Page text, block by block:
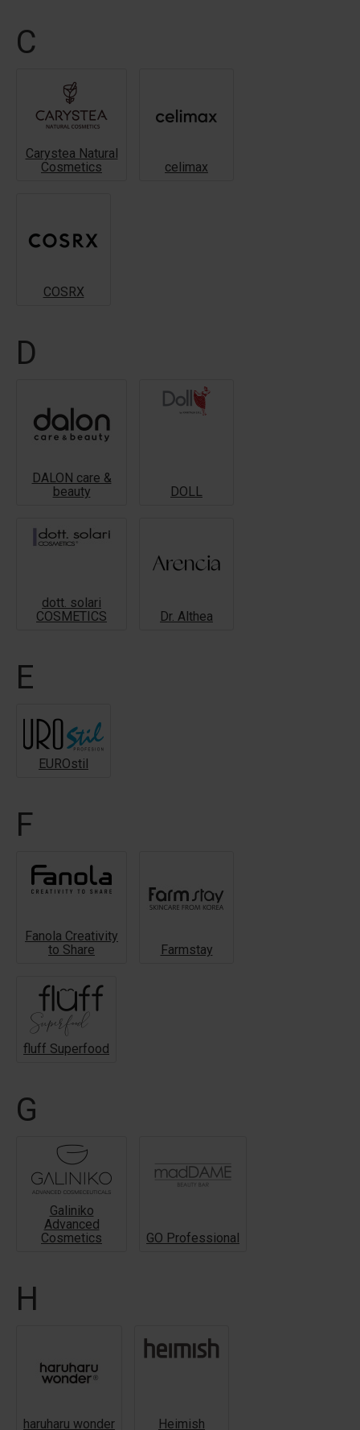
C
Carystea Natural
Cosmetics
celimax
COSRX
D
DALON care &
beauty
DOLL
dott. solari
COSMETICS
Dr. Althea
E
EUROstil
F
Fanola Creativity
to Share
Farmstay
fluff Superfood
G
Galiniko
Advanced
Cosmetics
GO Professional
H
haruharu wonder Heimish